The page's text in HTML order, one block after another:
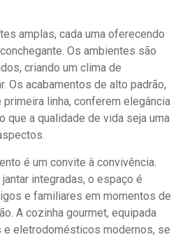
amplas, cada uma oferecendo
Os ambientes são
criando um clima de
Os acabamentos de alto padrão,
linha, conferem elegância
que a qualidade de vida seja uma
é um convite à convivência.
integradas, o espaço é
e familiares em momentos de
A cozinha gourmet, equipada
e eletrodomésticos modernos, se